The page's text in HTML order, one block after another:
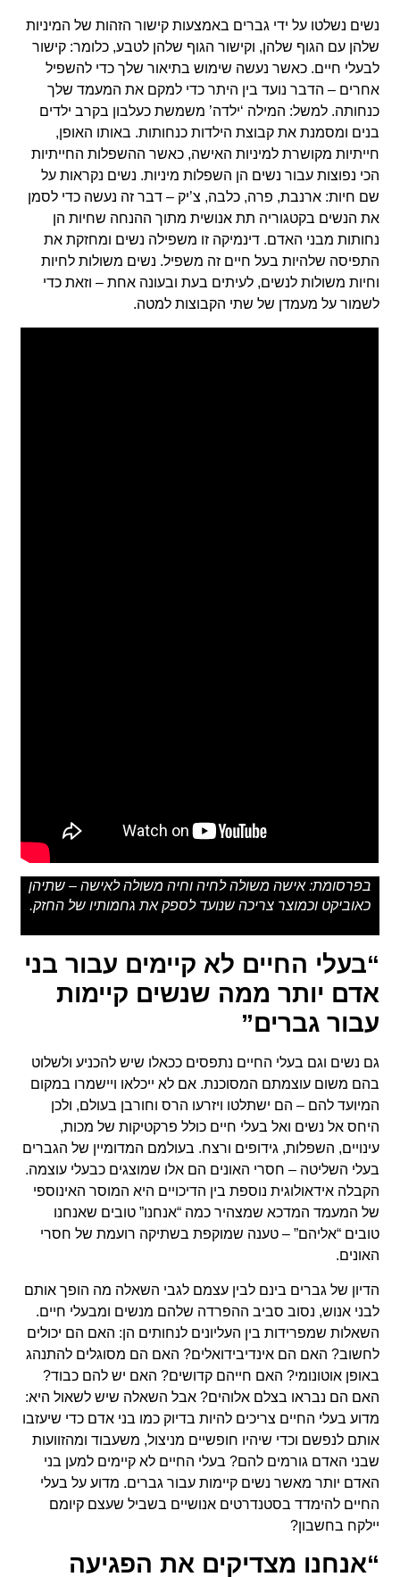
נשים נשלטו על ידי גברים באמצעות קישור הזהות של המיניות
שלהן עם הגוף שלהן, וקישור הגוף שלהן לטבע, כלומר: קישור
לבעלי חיים. כאשר נעשה שימוש בתיאור שלך כדי להשפיל
אחרים – הדבר נועד בין היתר כדי למקם את המעמד שלך
כנחותה. למשל: המילה ‘ילדה’ משמשת כעלבון בקרב ילדים
בנים ומסמנת את קבוצת הילדות כנחותות. באותו האופן,
חייתיות מקושרת למיניות האישה, כאשר ההשפלות החייתיות
הכי נפוצות עבור נשים הן השפלות מיניות. נשים נקראות על
שם חיות: ארנבת, פרה, כלבה, צ’יק – דבר זה נעשה כדי לסמן
את הנשים בקטגוריה תת אנושית מתוך ההנחה שחיות הן
נחותות מבני האדם. דינמיקה זו משפילה נשים ומחזקת את
התפיסה שלהיות בעל חיים זה משפיל. נשים משולות לחיות
וחיות משולות לנשים, לעיתים בעת ובעונה אחת – וזאת כדי
לשמור על מעמדן של שתי הקבוצות למטה.
בפרסומת: אישה משולה לחיה וחיה משולה לאישה – שתיהן
כאוביקט וכמוצר צריכה שנועד לספק את גחמותיו של החזק.
“בעלי החיים לא קיימים עבור בני
אדם יותר ממה שנשים קיימות
עבור גברים”
גם נשים וגם בעלי החיים נתפסים ככאלו שיש להכניע ולשלוט
בהם משום עוצמתם המסוכנת. אם לא ייכלאו ויישמרו במקום
המיועד להם – הם ישתלטו ויזרעו הרס וחורבן בעולם, ולכן
היחס אל נשים ואל בעלי חיים כולל פרקטיקות של מכות,
עינויים, השפלות, גידופים ורצח. בעולמם המדומיין של הגברים
בעלי השליטה – חסרי האונים הם אלו שמוצגים כבעלי עוצמה.
הקבלה אידאולוגית נוספת בין הדיכויים היא המוסר האינוספי
של המעמד המדכא שמצהיר כמה “אנחנו” טובים שאנחנו
טובים “אליהם” – טענה שמוקפת בשתיקה רועמת של חסרי
האונים.
הדיון של גברים בינם לבין עצמם לגבי השאלה מה הופך אותם
לבני אנוש, נסוב סביב ההפרדה שלהם מנשים ומבעלי חיים.
השאלות שמפרידות בין העליונים לנחותים הן: האם הם יכולים
לחשוב? האם הם אינדיבידואלים? האם הם מסוגלים להתנהג
באופן אוטונומי? האם חייהם קדושים? האם יש להם כבוד?
האם הם נבראו בצלם אלוהים? אבל השאלה שיש לשאול היא:
מדוע בעלי החיים צריכים להיות בדיוק כמו בני אדם כדי שיעזבו
אותם לנפשם וכדי שיהיו חופשיים מניצול, משעבוד ומהזוועות
שבני האדם גורמים להם? בעלי החיים לא קיימים למען בני
האדם יותר מאשר נשים קיימות עבור גברים. מדוע על בעלי
החיים להימדד בסטנדרטים אנושיים בשביל שעצם קיומם
יילקח בחשבון?
“אנחנו מצדיקים את הפגיעה